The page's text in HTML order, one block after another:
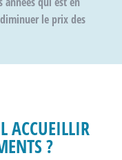
le prix des
ACCUEILLIR
?